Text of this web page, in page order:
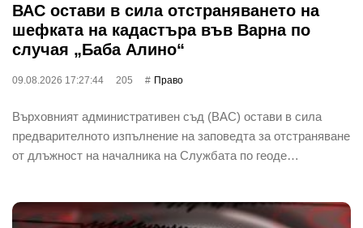
ВАС остави в сила отстраняването на
шефката на кадастъра във Варна по
случая „Баба Алино“
09.08.2026 17:27:44 205 Право
Върховният административен съд (ВАС) остави в сила
предварителното изпълнение на заповедта за отстраняване
от длъжност на началника на Службата по геоде…